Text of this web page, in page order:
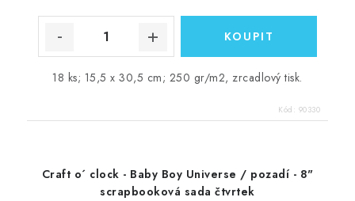
18 ks; 15,5 x 30,5 cm; 250 gr/m2, zrcadlový tisk.
Kód: 90330
Craft o´ clock - Baby Boy Universe / pozadí - 8"
scrapbooková sada čtvrtek